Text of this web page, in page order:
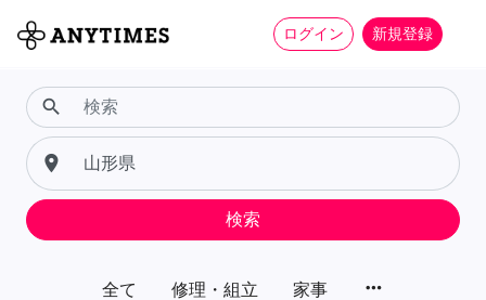
ログイン 新規登録
全て 修理・組立 家事 more_horiz
search
place
検索